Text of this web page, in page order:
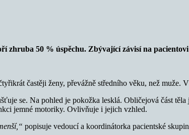
zhruba 50 % úspěchu. Zbývající závisí na
častěji ženy, převážně středního věku, než muže.
se. Na pohled je pokožka lesklá. Obličejová část
jemné motoriky. Ovlivňuje i jejich vzhled.
popisuje vedoucí a koordinátorka pacientské